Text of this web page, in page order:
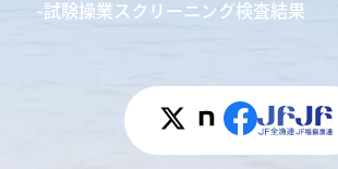
試験操業スクリーニング検査結果